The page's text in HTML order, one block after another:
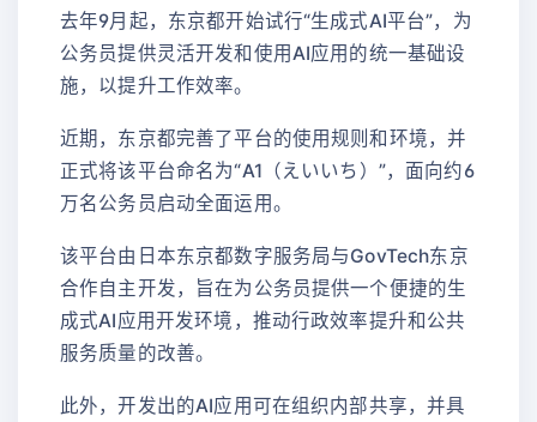
去年9月起，东京都开始试行“生成式AI平台”，为
公务员提供灵活开发和使用AI应用的统一基础设
施，以提升工作效率。
近期，东京都完善了平台的使用规则和环境，并
正式将该平台命名为“A1（えいいち）”，面向约6
万名公务员启动全面运用。
该平台由日本东京都数字服务局与GovTech东京
合作自主开发，旨在为公务员提供一个便捷的生
成式AI应用开发环境，推动行政效率提升和公共
服务质量的改善。
此外，开发出的AI应用可在组织内部共享，并具